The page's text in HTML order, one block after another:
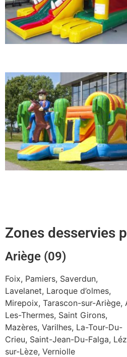
Zones desservies
Ariège (09)
Foix, Pamiers, Saverdun,
Lavelanet, Laroque d’olmes,
Mirepoix, Tarascon-sur-Ariège,
Les-Thermes, Saint Girons,
Mazères, Varilhes, La-Tour-Du-
Crieu, Saint-Jean-Du-Falga,
sur-Lèze, Verniolle